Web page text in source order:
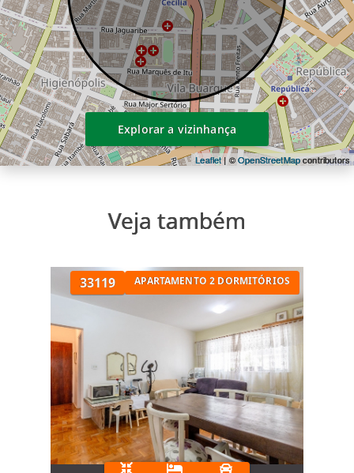
Leaflet| ©OpenStreetMapcontributors
Explorar a vizinhança
Veja também
33119 APARTAMENTO 2 DORMITÓRIOS